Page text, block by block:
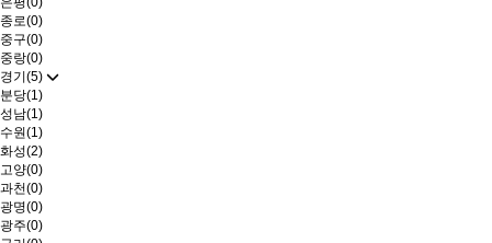
종로(0)
중구(0)
중랑(0)
경기(5)
분당(1)
성남(1)
수원(1)
화성(2)
고양(0)
과천(0)
광명(0)
광주(0)